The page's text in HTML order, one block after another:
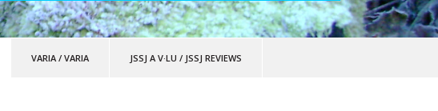
VARIA/ VARIA JSSJ A V·LU / JSSJ REVIEWS